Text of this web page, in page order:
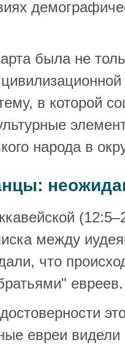
была не
в которой
народа в
между
что
евреев.
евреи